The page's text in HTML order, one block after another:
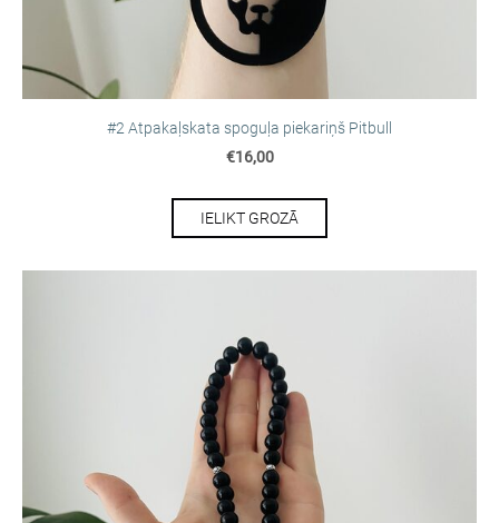
#2 Atpakaļskata spoguļa piekariņš Pitbull
€16,00
IELIKT GROZĀ